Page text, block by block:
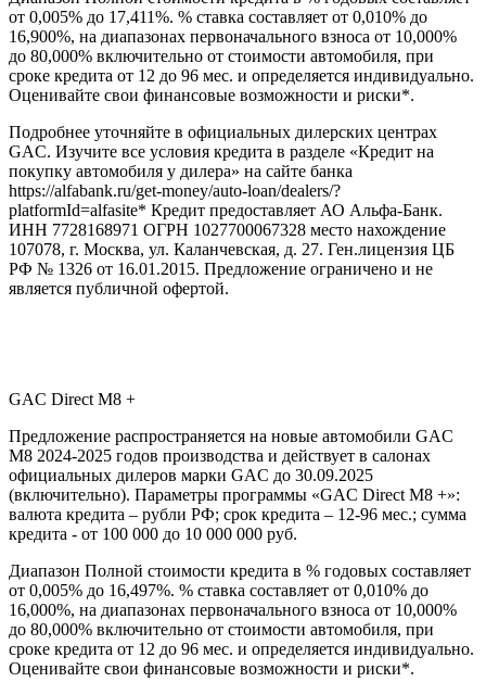
от 0,005% до 17,411%. % ставка составляет от 0,010% до
16,900%, на диапазонах первоначального взноса от 10,000%
до 80,000% включительно от стоимости автомобиля, при
сроке кредита от 12 до 96 мес. и определяется индивидуально.
Оценивайте свои финансовые возможности и риски*.
Подробнее уточняйте в официальных дилерских центрах
GAC. Изучите все условия кредита в разделе «Кредит на
покупку автомобиля у дилера» на сайте банка
https://alfabank.ru/get-money/auto-loan/dealers/?
platformId=alfasite* Кредит предоставляет АО Альфа-Банк.
ИНН 7728168971 ОГРН 1027700067328 место нахождение
107078, г. Москва, ул. Каланчевская, д. 27. Ген.лицензия ЦБ
РФ № 1326 от 16.01.2015. Предложение ограничено и не
является публичной офертой.
GAC Direct М8 +
Предложение распространяется на новые автомобили GAC
M8 2024-2025 годов производства и действует в салонах
официальных дилеров марки GAC до 30.09.2025
(включительно). Параметры программы «GAC Direct M8 +»:
валюта кредита – рубли РФ; срок кредита – 12-96 мес.; сумма
кредита - от 100 000 до 10 000 000 руб.
Диапазон Полной стоимости кредита в % годовых составляет
от 0,005% до 16,497%. % ставка составляет от 0,010% до
16,000%, на диапазонах первоначального взноса от 10,000%
до 80,000% включительно от стоимости автомобиля, при
сроке кредита от 12 до 96 мес. и определяется индивидуально.
Оценивайте свои финансовые возможности и риски*.